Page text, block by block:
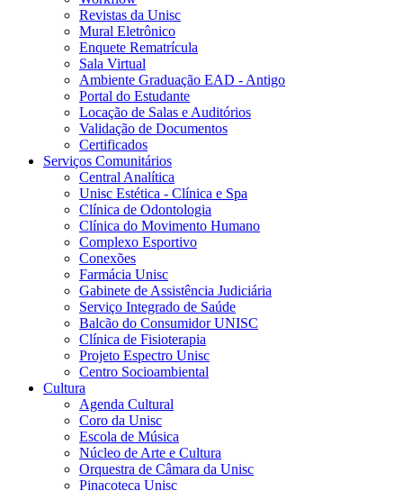
Revistas da Unisc
Mural Eletrônico
Enquete Rematrícula
Sala Virtual
Ambiente Graduação EAD - Antigo
Portal do Estudante
Locação de Salas e Auditórios
Validação de Documentos
Certificados
Serviços Comunitários
Central Analítica
Unisc Estética - Clínica e Spa
Clínica de Odontologia
Clínica do Movimento Humano
Complexo Esportivo
Conexões
Farmácia Unisc
Gabinete de Assistência Judiciária
Serviço Integrado de Saúde
Balcão do Consumidor UNISC
Clínica de Fisioterapia
Projeto Espectro Unisc
Centro Socioambiental
Cultura
Agenda Cultural
Coro da Unisc
Escola de Música
Núcleo de Arte e Cultura
Orquestra de Câmara da Unisc
Pinacoteca Unisc